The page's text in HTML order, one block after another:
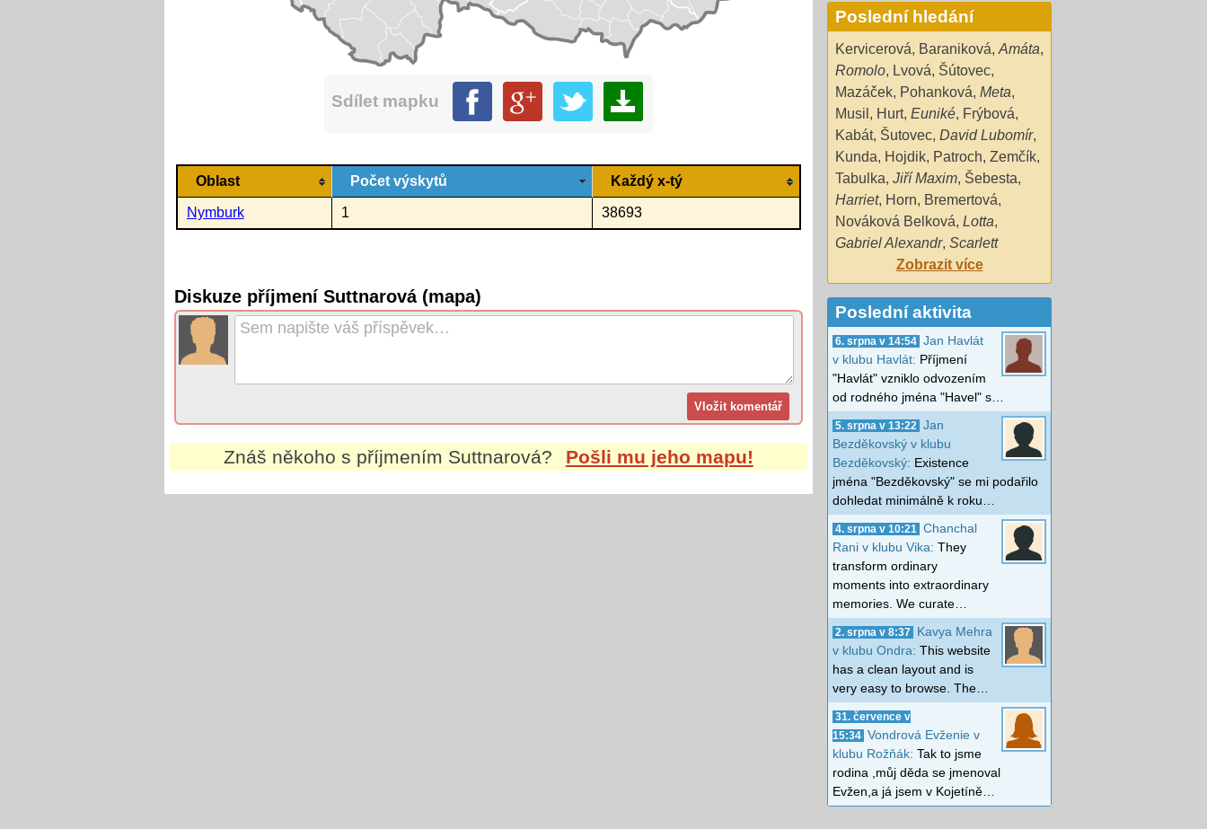
Sdílet mapku
Oblast Počet výskytů Každý x-tý
Nymburk 1 38693
Diskuze příjmení Suttnarová (mapa)
Znáš někoho s příjmením Suttnarová? Pošli mu jeho mapu!
Poslední hledání
Kervicerová, Baraniková, Amáta,
Romolo, Lvová, Šútovec,
Mazáček, Pohanková, Meta,
Musil , Hurt, Euniké, Frýbová,
Kabát, Šutovec, David Lubomír,
Kunda, Hojdik, Patroch, Zemčík,
Tabulka, Jiří Maxim, Šebesta,
Harriet, Horn, Bremertová,
Nováková Belková, Lotta,
Gabriel Alexandr, Scarlett
Zobrazit více
Poslední aktivita
6. srpna v 14:54 Jan Havlát
v klubu Havlát: Příjmení
"Havlát" vzniklo odvozením
od rodného jména "Havel" s…
5. srpna v 13:22
Jan
Bezděkovský v klubu
Bezděkovský: Existence
jména "Bezděkovský" se mi podařilo
dohledat minimálně k roku…
4. srpna v 10:21
Chanchal
Rani v klubu Vika: They
transform ordinary
moments into extraordinary
memories. We curate…
2. srpna v 8:37
Kavya Mehra
v klubu Ondra: This website
has a clean layout and is
very easy to browse. The…
31. července v
15:34 Vondrová Evženie v
klubu Rožňák: Tak to jsme
rodina ,můj děda se jmenoval
Evžen,a já jsem v Kojetíně…